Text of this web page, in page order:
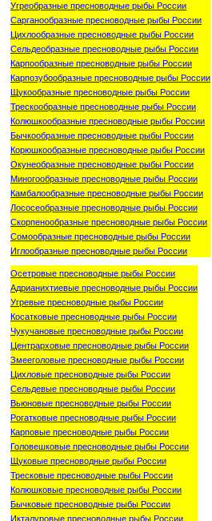
Угреобразные пресноводные рыбы России
Сарганообразные пресноводные рыбы России
Цихлообразные пресноводные рыбы России
Сельдеобразные пресноводные рыбы России
Карпообразные пресноводные рыбы России
Карпозубообразные пресноводные рыбы России
Щукообразные пресноводные рыбы России
Трескообразные пресноводные рыбы России
Колюшкообразные пресноводные рыбы России
Бычкообразные пресноводные рыбы России
Корюшкообразные пресноводные рыбы России
Окунеобразные пресноводные рыбы России
Миногообразные пресноводные рыбы России
Камбалообразные пресноводные рыбы России
Лососеобразные пресноводные рыбы России
Скорпенообразные пресноводные рыбы России
Сомообразные пресноводные рыбы России
Иглообразные пресноводные рыбы России
Осетровые пресноводные рыбы России
Адрианихтиевые пресноводные рыбы России
Угревые пресноводные рыбы России
Косатковые пресноводные рыбы России
Чукучановые пресноводные рыбы России
Центрарховые пресноводные рыбы России
Змееголовые пресноводные рыбы России
Цихловые пресноводные рыбы России
Сельдевые пресноводные рыбы России
Вьюновые пресноводные рыбы России
Рогатковые пресноводные рыбы России
Карповые пресноводные рыбы России
Головешковые пресноводные рыбы России
Щуковые пресноводные рыбы России
Тресковые пресноводные рыбы России
Колюшковые пресноводные рыбы России
Бычковые пресноводные рыбы России
Икталуровые пресноводные рыбы России